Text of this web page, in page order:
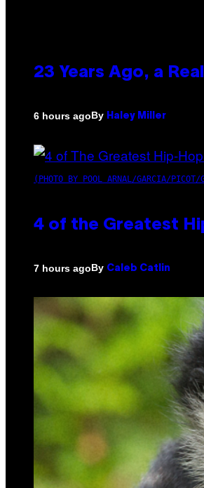
23 Years Ago, a
6 hours agoBy Haley Miller
(PHOTO BY POOL ARNAL/GARCIA/PICOT/
4 of the Greatest
7 hours agoBy Caleb Catlin